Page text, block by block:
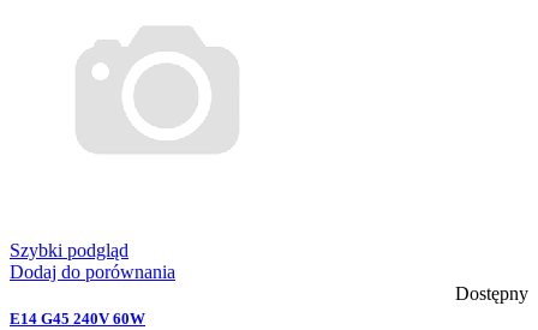
Szybki podgląd
Dodaj do porównania
Dostępny
E14 G45 240V 60W